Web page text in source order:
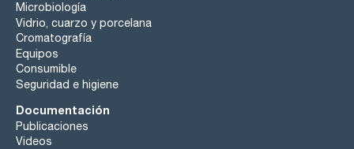
Microbiología
Vidrio, cuarzo y porcelana
Cromatografía
Equipos
Consumible
Seguridad e higiene
Documentación
Publicaciones
Videos